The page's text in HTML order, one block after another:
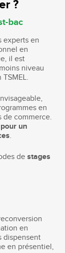
?
bac
experts en
en
il est
niveau
en
de commerce.
un
.
destages
en
dispensent
en présentiel,